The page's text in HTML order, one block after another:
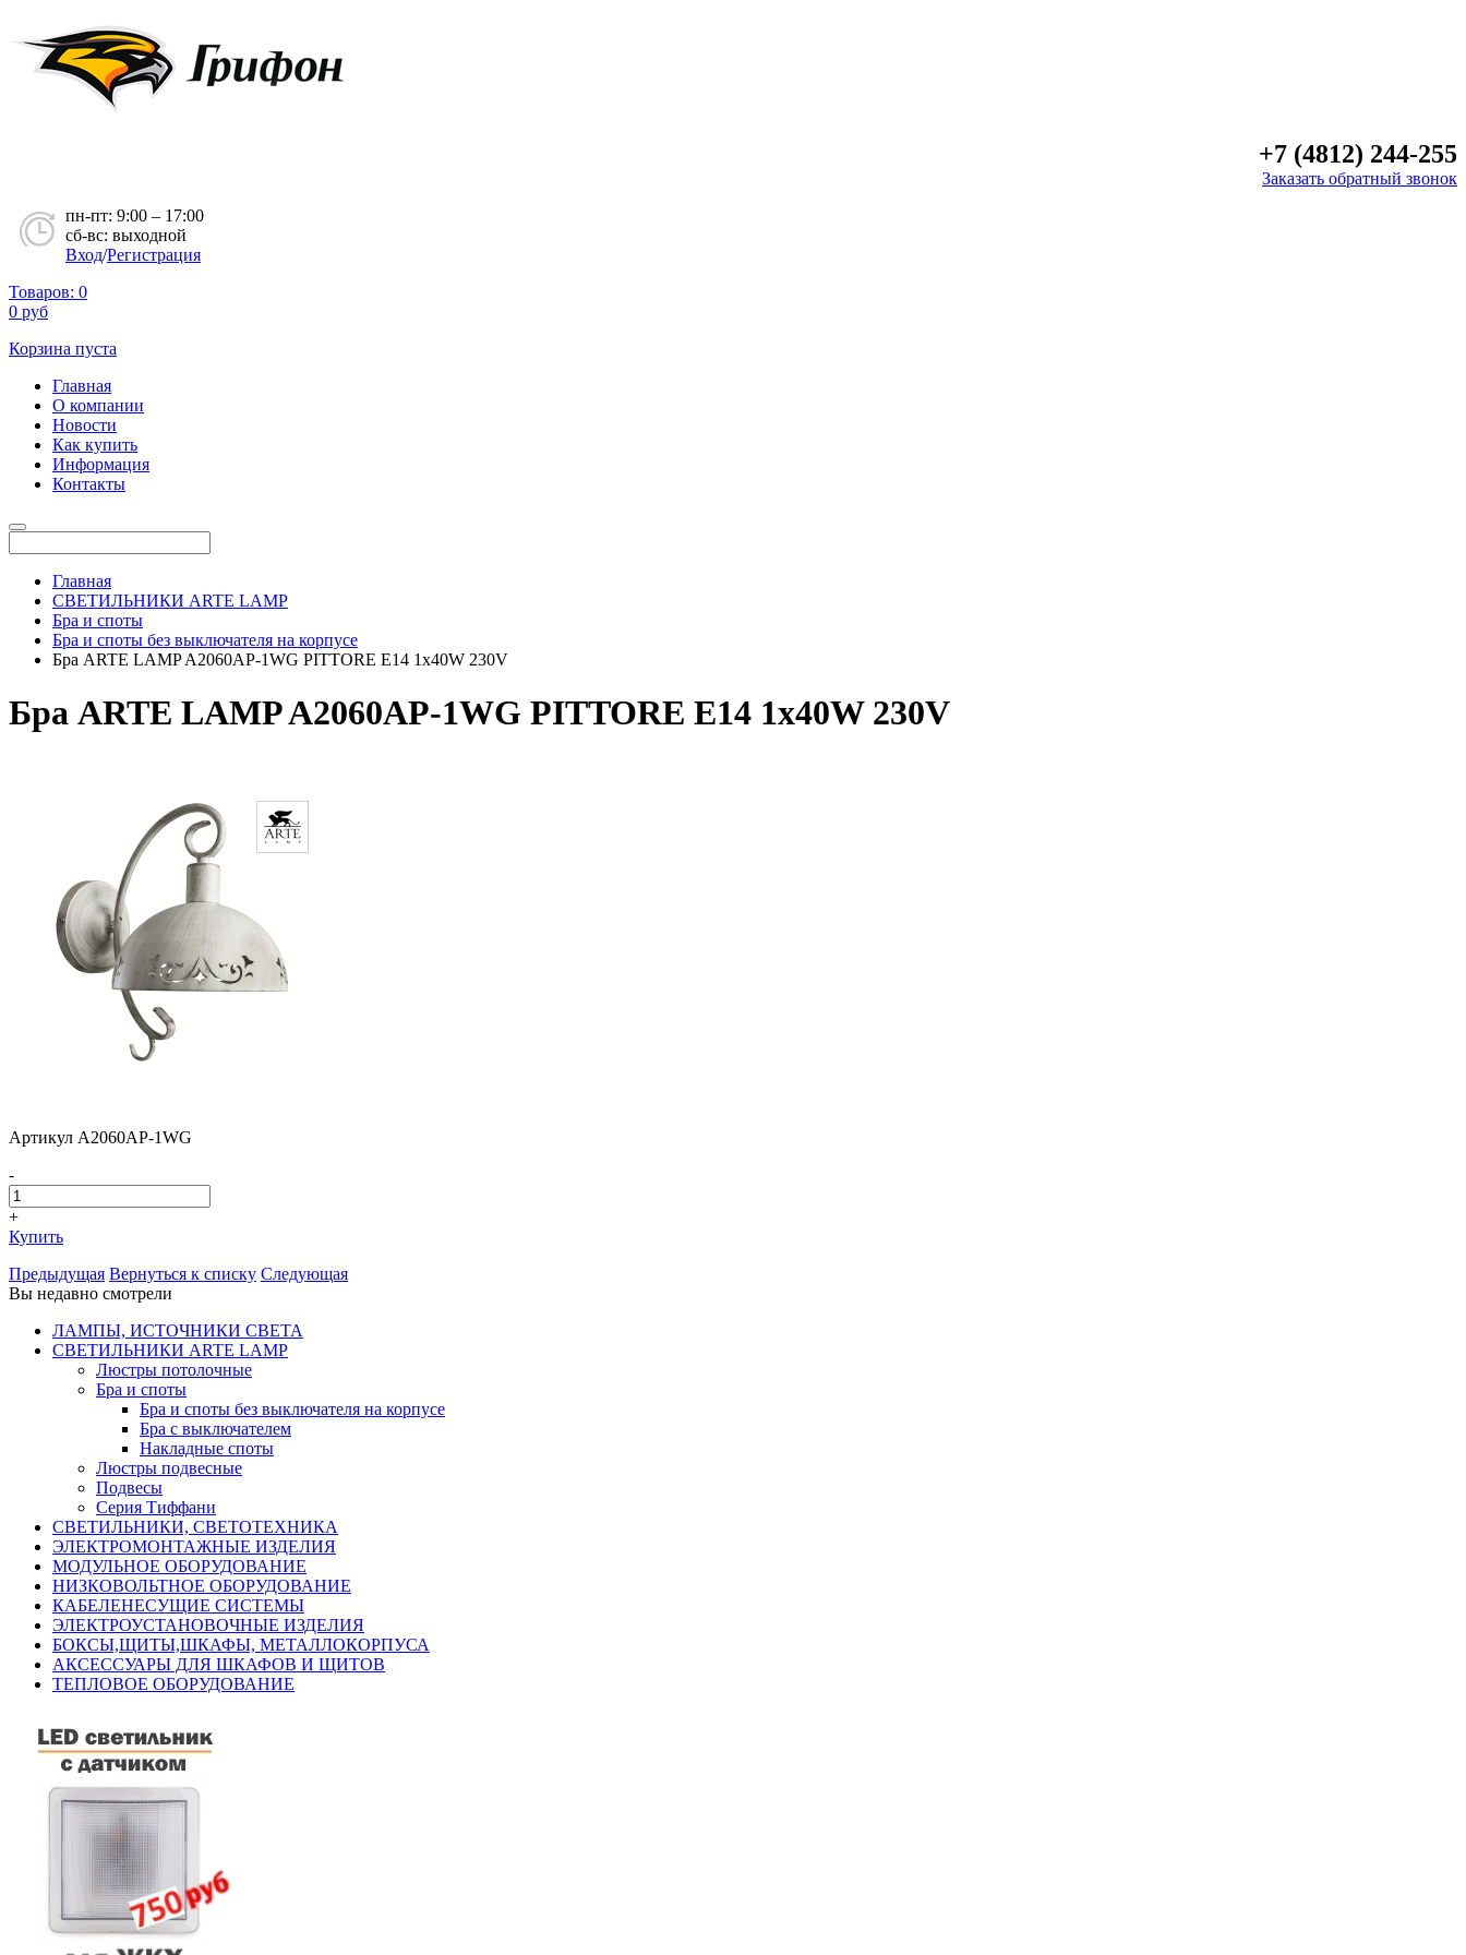
+7 (4812) 244-255
Заказать обратный звонок
пн-пт: 9:00 – 17:00
сб-вс: выходной
Вход/Регистрация
Товаров: 0
0 руб
Корзина пуста
Главная
О компании
Новости
Как купить
Информация
Контакты
Главная
СВЕТИЛЬНИКИ ARTE LAMP
Бра и споты
Бра и споты без выключателя на корпусе
Бра ARTE LAMP A2060AP-1WG PITTORE Е14 1х40W 230V
Бра ARTE LAMP A2060AP-1WG PITTORE Е14 1х40W 230V
Артикул A2060AP-1WG
-
+
Купить
Предыдущая Вернуться к списку Следующая
Вы недавно смотрели
ЛАМПЫ, ИСТОЧНИКИ СВЕТА
СВЕТИЛЬНИКИ ARTE LAMP
Люстры потолочные
Бра и споты
Бра и споты без выключателя на корпусе
Бра с выключателем
Накладные споты
Люстры подвесные
Подвесы
Серия Тиффани
СВЕТИЛЬНИКИ, СВЕТОТЕХНИКА
ЭЛЕКТРОМОНТАЖНЫЕ ИЗДЕЛИЯ
МОДУЛЬНОЕ ОБОРУДОВАНИЕ
НИЗКОВОЛЬТНОЕ ОБОРУДОВАНИЕ
КАБЕЛЕНЕСУЩИЕ СИСТЕМЫ
ЭЛЕКТРОУСТАНОВОЧНЫЕ ИЗДЕЛИЯ
БОКСЫ,ЩИТЫ,ШКАФЫ, МЕТАЛЛОКОРПУСА
АКСЕССУАРЫ ДЛЯ ШКАФОВ И ЩИТОВ
ТЕПЛОВОЕ ОБОРУДОВАНИЕ